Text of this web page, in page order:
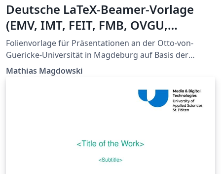
Deutsche LaTeX-Beamer-Vorlage
(EMV, IMT, FEIT, FMB, OVGU,
Stimulate)
Folienvorlage für Präsentationen an der Otto-von-
Guericke-Universität in Magdeburg auf Basis der
beamer-Dokumentklasse im 16:9-Format
Mathias Magdowski